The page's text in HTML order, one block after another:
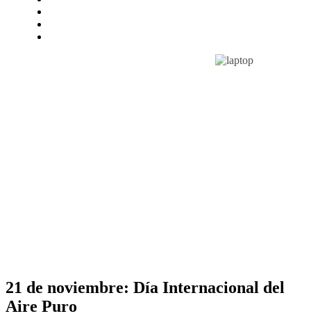
21 de noviembre: Día Internacional del
Aire Puro